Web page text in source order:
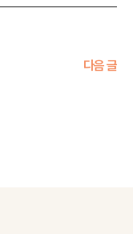
다음 글